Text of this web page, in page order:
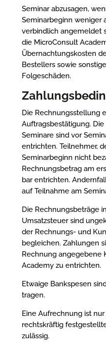
Seminar abzusagen,
Seminarbeginn weniger
verbindlich angemeldet
die MicroConsult
Übernachtungskosten
Bestellers sowie
Folgeschäden.
Die Rechnungsstellung
Auftragsbestätigung.
Seminare sind vor
entrichten. Teilnehmer,
Seminarbeginn nicht
Rechnungsbetrag am
bar entrichten.
auf Teilnahme am
Die Rechnungsbeträge
Umsatzsteuer sind
der Rechnungs- und
begleichen. Zahlungen
Rechnung angegebene
Academy zu entrichten.
Etwaige Bankspesen
tragen.
Eine Aufrechnung ist
rechtskräftig
zulässig.